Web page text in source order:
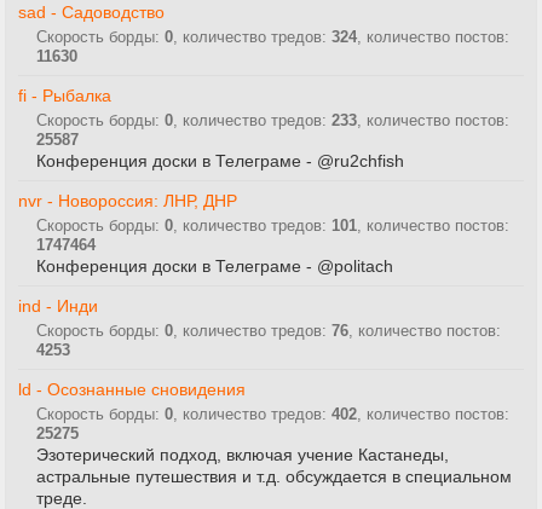
sad - Садоводство
Скорость борды:0 , количество тредов:324 , количество постов:
11630
fi - Рыбалка
Скорость борды:0 , количество тредов:233 , количество постов:
25587
Конференция доски в Телеграме - @ru2chfish
nvr - Новороссия: ЛНР, ДНР
Скорость борды:0 , количество тредов: 101 , количество постов:
1747464
Конференция доски в Телеграме - @politach
ind - Инди
Скорость борды:0 , количество тредов:76 , количество постов:
4253
ld - Осознанные сновидения
Скорость борды:0 , количество тредов:402 , количество постов:
25275
Эзотерический подход, включая учение Кастанеды,
астральные путешествия и т.д. обсуждается в специальном
треде.